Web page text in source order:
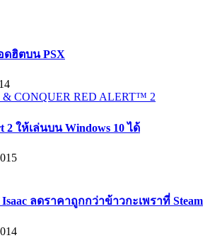
ดฮิตบน PSX
2 ให้เล่นบน Windows 10 ได้
Isaac ลดราคาถูกกว่าข้าวกะเพราที่ Steam